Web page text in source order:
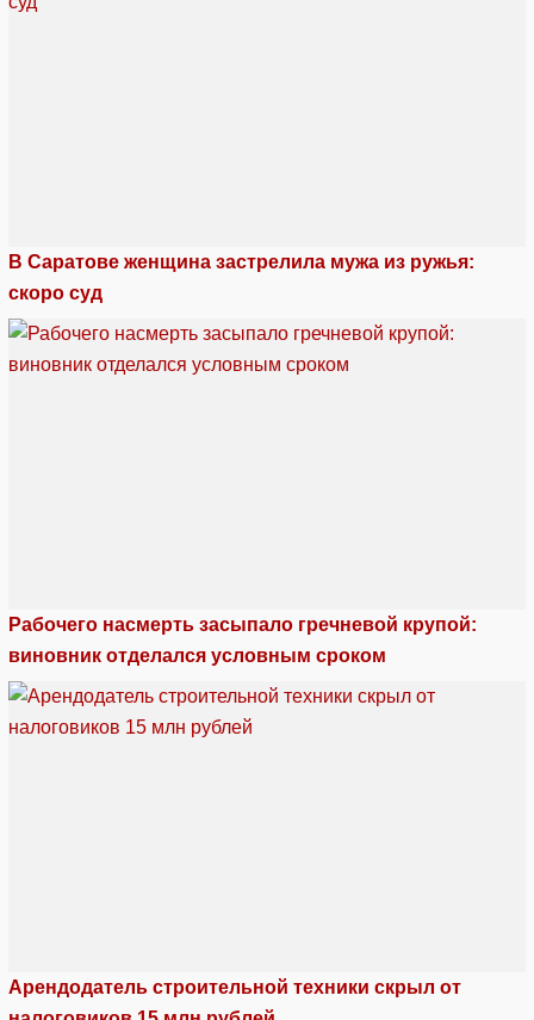
В Саратове женщина застрелила мужа из ружья:
скоро суд
Рабочего насмерть засыпало гречневой крупой:
виновник отделался условным сроком
Арендодатель строительной техники скрыл от